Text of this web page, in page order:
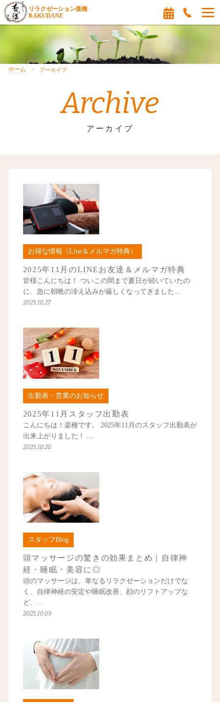
リラクゼーション楽種
RAKUDANE
ホーム アーカイブ
Archive
アーカイブ
お得な情報（Line＆メルマガ特典）
2025年11月のLINEお友達＆メルマガ特典
皆様こんにちは！ ついこの間まで夏日が続いていたの
に、急に朝晩の冷え込みが厳しくなってきました…
2025.10.27
出勤表・営業のお知らせ
2025年11月スタッフ出勤表
こんにちは！楽種です。 2025年11月のスタッフ出勤表が
出来上がりました！ …
2025.10.20
スタッフBlog
頭マッサージの驚きの効果まとめ｜自律神
経・睡眠・美容に◎
頭のマッサージは、単なるリラクゼーションだけでな
く、自律神経の安定や睡眠改善、顔のリフトアップな
ど、…
2025.10.09